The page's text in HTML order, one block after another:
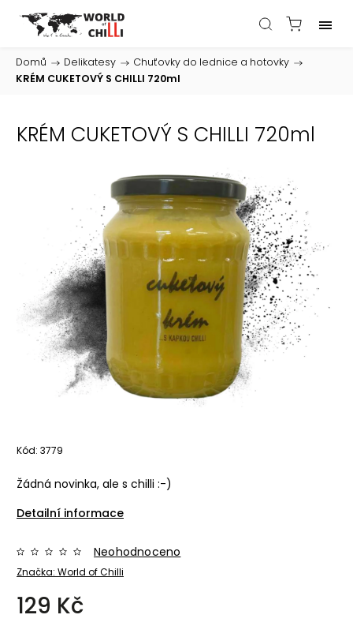
Domů / Delikatesy / Chuťovky do lednice a hotovky /
KRÉM CUKETOVÝ S CHILLI 720ml
KRÉM CUKETOVÝ S CHILLI 720ml
Kód: 3779
Žádná novinka, ale s chilli :-)
Detailní informace
Značka: World of Chilli
Neohodnoceno
129 Kč